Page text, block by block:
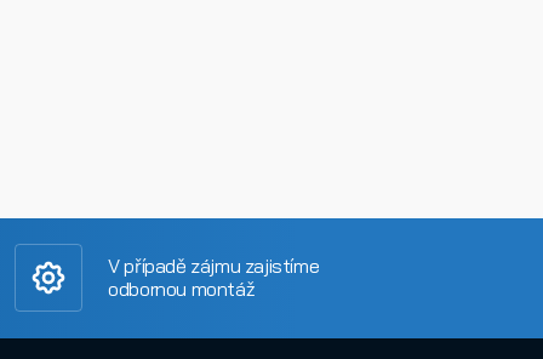
V případě zájmu zajistíme
odbornou montáž